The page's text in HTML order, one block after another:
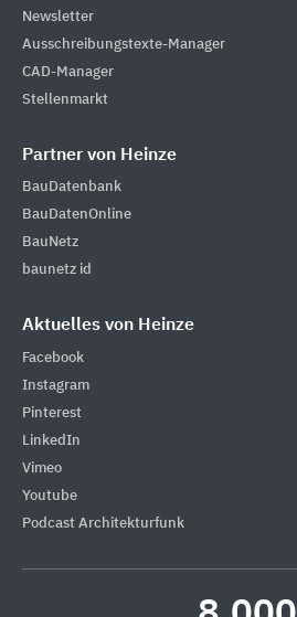
Newsletter
Ausschreibungstexte-Manager
CAD-Manager
Stellenmarkt
Partner von Heinze
BauDatenbank
BauDatenOnline
BauNetz
baunetz id
Aktuelles von Heinze
Facebook
Instagram
Pinterest
LinkedIn
Vimeo
Youtube
Podcast Architekturfunk